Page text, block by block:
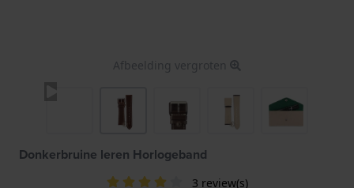
Afbeelding vergroten
Donkerbruine leren Horlogeband
3 review(s)